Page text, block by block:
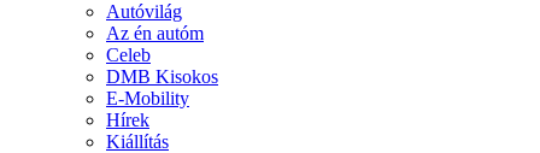
Autóvilág
Az én autóm
Celeb
DMB Kisokos
E-Mobility
Hírek
Kiállítás